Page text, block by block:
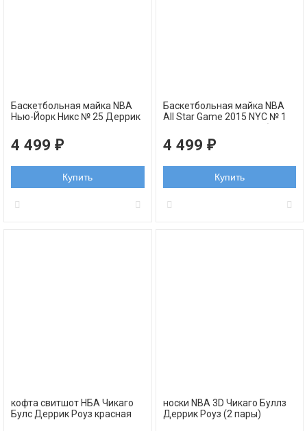
Баскетбольная майка NBA
Нью-Йорк Никс № 25 Деррик
REV30
4 499 ₽
Купить
Баскетбольная майка NBA
All Star Game 2015 NYC № 1
swingman
4 499 ₽
Купить
кофта свитшот НБА Чикаго
Булс Деррик Роуз красная
носки NBA 3D Чикаго Буллз
Деррик Роуз (2 пары)